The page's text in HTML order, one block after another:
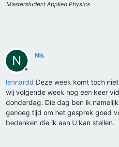
Masterstudent Applied Physics
N
Offline
Nis
lennardd Deze week komt toch
wij volgende week nog een keer
donderdag. Die dag ben ik
genoeg tijd om het gesprek goed
bedenken die ik aan U kan stellen.